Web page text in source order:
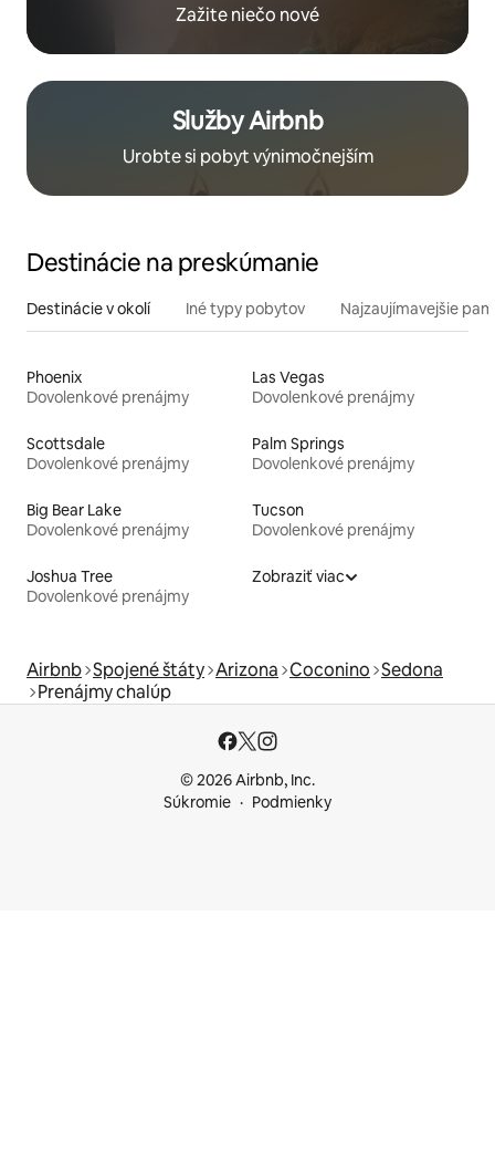
Zažite niečo nové
Služby Airbnb
Urobte si pobyt výnimočnejším
Destinácie na preskúmanie
Destinácie v okolí Iné typy pobytov Najzaujímavejšie
Phoenix
Dovolenkové prenájmy
Las Vegas
Dovolenkové prenájmy
Scottsdale
Dovolenkové prenájmy
Palm Springs
Dovolenkové prenájmy
Big Bear Lake
Dovolenkové prenájmy
Tucson
Dovolenkové prenájmy
Joshua Tree
Dovolenkové prenájmy
Zobraziť viac
Airbnb Spojené štáty Arizona Coconino Sedona
Prenájmy chalúp
© 2026 Airbnb, Inc.
Súkromie
Podmienky